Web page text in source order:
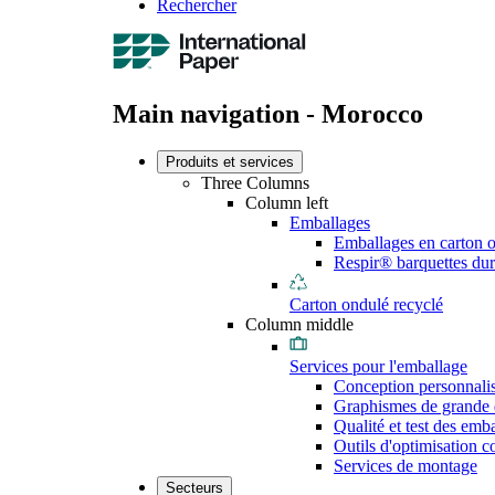
Rechercher
Main navigation - Morocco
Produits et services
Three Columns
Column left
Emballages
Emballages en carton
Respir® barquettes
Carton ondulé recyclé
Column middle
Services pour l'emballage
Conception
Graphismes de grande
Qualité et test des
Outils d'optimisation
Services de montage
Secteurs